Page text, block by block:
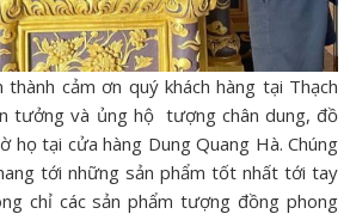
thành cảm ơn quý khách hàng tại Thạch
tưởng và ủng hộ tượng chân dung, đồ
họ tại cửa hàng Dung Quang Hà. Chúng
tới những sản phẩm tốt nhất tới tay
chỉ các sản phẩm tượng đồng phong